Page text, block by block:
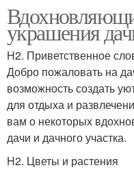
украшения
H2. Приветственное
Добро пожаловать на
возможность создать
для отдыха и
вам о некоторых
дачи и дачного участка.
H2. Цветы и растения